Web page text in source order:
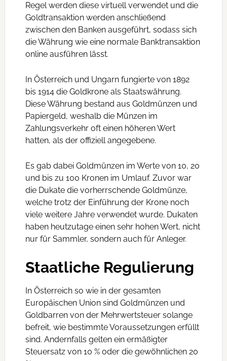
Regel werden diese virtuell verwendet und die
Goldtransaktion werden anschließend
zwischen den Banken ausgeführt, sodass sich
die Währung wie eine normale Banktransaktion
online ausführen lässt.
In Österreich und Ungarn fungierte von 1892
bis 1914 die Goldkrone als Staatswährung.
Diese Währung bestand aus Goldmünzen und
Papiergeld, weshalb die Münzen im
Zahlungsverkehr oft einen höheren Wert
hatten, als der offiziell angegebene.
Es gab dabei Goldmünzen im Werte von 10, 20
und bis zu 100 Kronen im Umlauf. Zuvor war
die Dukate die vorherrschende Goldmünze,
welche trotz der Einführung der Krone noch
viele weitere Jahre verwendet wurde. Dukaten
haben heutzutage einen sehr hohen Wert, nicht
nur für Sammler, sondern auch für Anleger.
Staatliche Regulierung
In Österreich so wie in der gesamten
Europäischen Union sind Goldmünzen und
Goldbarren von der Mehrwertsteuer solange
befreit, wie bestimmte Voraussetzungen erfüllt
sind. Andernfalls gelten ein ermäßigter
Steuersatz von 10 % oder die gewöhnlichen 20